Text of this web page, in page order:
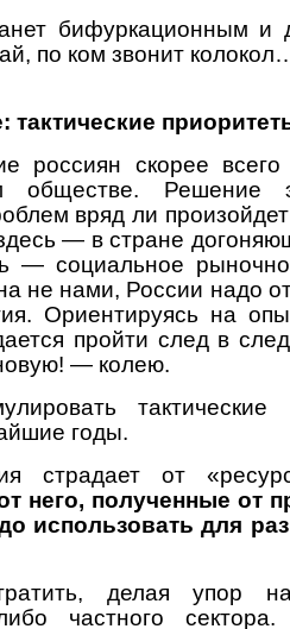
бифуркационным и
по ком звонит
тактические
россиян скорее
обществе. Решение
вряд ли
— в стране
— социальное
не нами, России надо
Ориентируясь на
пройти след в
— колею.
тактические
годы.
страдает от
него, полученные от
использовать для
делая упор
либо частного